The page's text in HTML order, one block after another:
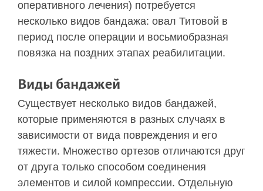
оперативного лечения) потребуется
несколько видов бандажа: овал Титовой в
период после операции и восьмиобразная
повязка на поздних этапах реабилитации.
Виды бандажей
Существует несколько видов бандажей,
которые применяются в разных случаях в
зависимости от вида повреждения и его
тяжести. Множество ортезов отличаются друг
от друга только способом соединения
элементов и силой компрессии. Отдельную